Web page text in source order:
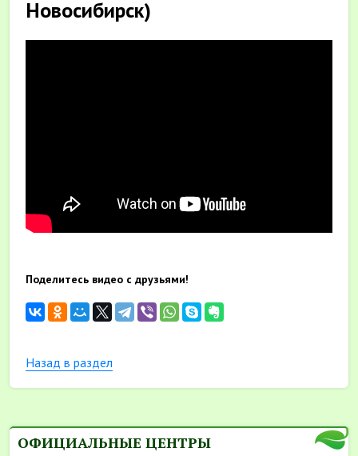
Новосибирск)
Поделитесь видео с друзьями!
Назад в раздел
ОФИЦИАЛЬНЫЕ ЦЕНТРЫ